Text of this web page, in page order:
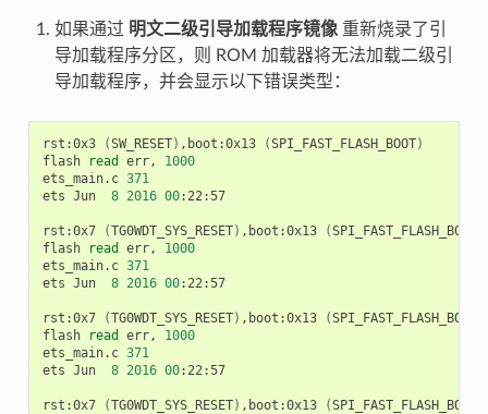
如果通过 明文二级引导加载程序镜像重新烧录了引
导加载程序分区，则 ROM 加载器将无法加载二级引
导加载程序，并会显示以下错误类型：
rst:0x3 (SW_RESET) ,boot:0x13 (SPI_FAST_FLASH_BOOT)
flash
read err,
1000
ets_main.c 371
ets Jun 8 2016 00:22:57
rst:0x7 (TG0WDT_SYS_RESET) ,boot:0x13 (SPI_FAST_FLASH_BOOT
flash
read err,
1000
ets_main.c 371
ets Jun 8 2016 00:22:57
rst:0x7 (TG0WDT_SYS_RESET) ,boot:0x13 (SPI_FAST_FLASH_BOOT
flash
read err,
1000
ets_main.c 371
ets Jun 8 2016 00:22:57
rst:0x7 (TG0WDT_SYS_RESET) ,boot:0x13 (SPI_FAST_FLASH_BOOT